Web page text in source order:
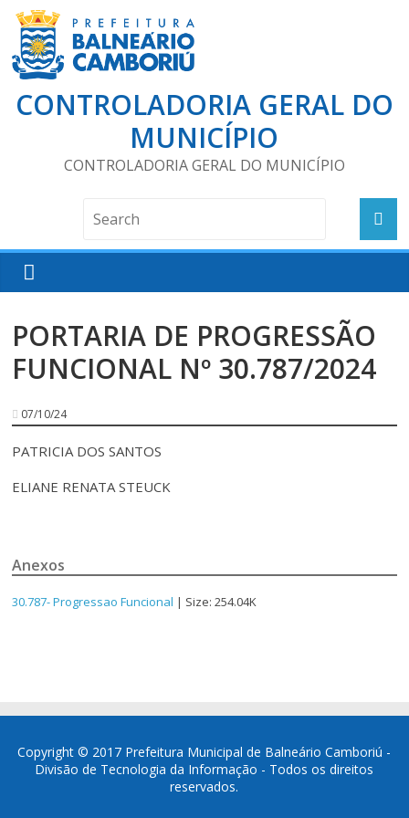
CONTROLADORIA GERAL DO
MUNICÍPIO
CONTROLADORIA GERAL DO MUNICÍPIO
PORTARIA DE PROGRESSÃO
FUNCIONAL Nº 30.787/2024
07/10/24
PATRICIA DOS SANTOS
ELIANE RENATA STEUCK
Anexos
30.787- Progressao Funcional | Size: 254.04K
Copyright © 2017 Prefeitura Municipal de Balneário Camboriú -
Divisão de Tecnologia da Informação - Todos os direitos
reservados.